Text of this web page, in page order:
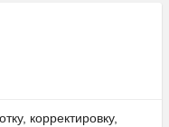
корректировку,